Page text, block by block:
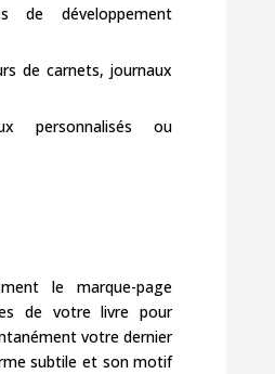
de développement
de carnets, journaux
personnalisés ou
le marque-page
de votre livre pour
votre dernier
subtile et son motif